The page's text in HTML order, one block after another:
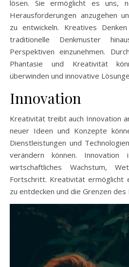
lösen. Sie ermöglicht es uns,
Herausforderungen anzugehen
zu entwickeln. Kreatives
traditionelle Denkmuster
Perspektiven einzunehmen.
Phantasie und Kreativität
überwinden und innovative
Innovation
Kreativität treibt auch Innovation
neuer Ideen und Konzepte
Dienstleistungen und
verändern können.
wirtschaftliches Wachstum,
Fortschritt. Kreativität ermöglicht
zu entdecken und die Grenzen